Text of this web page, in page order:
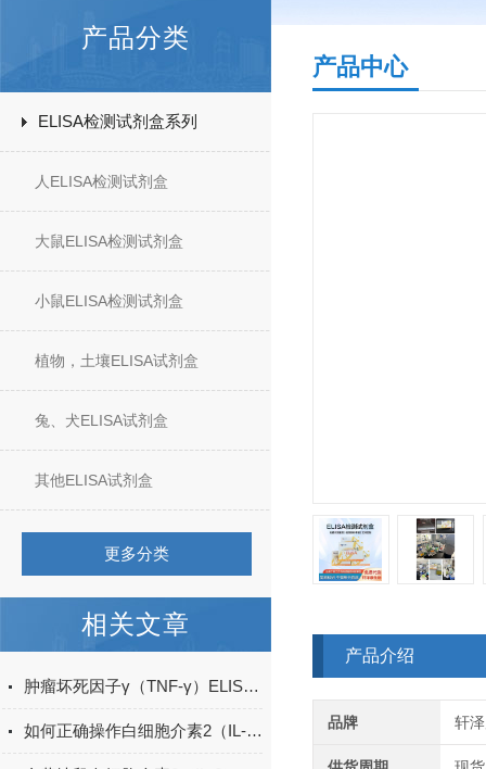
产品分类
ELISA检测试剂盒系列
人ELISA检测试剂盒
大鼠ELISA检测试剂盒
小鼠ELISA检测试剂盒
植物，土壤ELISA试剂盒
兔、犬ELISA试剂盒
其他ELISA试剂盒
更多分类
相关文章
肿瘤坏死因子γ（TNF-γ）ELISA试剂盒的工作原理
如何正确操作白细胞介素2（IL-2）ELISA试剂盒？
产品中心
产品介绍
品牌 轩